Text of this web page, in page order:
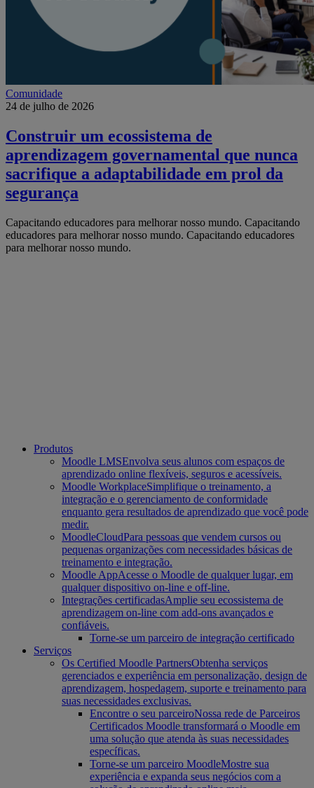
Comunidade
24 de julho de 2026
Construir um ecossistema de
aprendizagem governamental que nunca
sacrifique a adaptabilidade em prol da
segurança
Capacitando educadores para melhorar nosso mundo. Capacitando
educadores para melhorar nosso mundo. Capacitando educadores
para melhorar nosso mundo.
Produtos
Moodle LMSEnvolva seus alunos com espaços de
aprendizado online flexíveis, seguros e acessíveis.
Moodle WorkplaceSimplifique o treinamento, a
integração e o gerenciamento de conformidade
enquanto gera resultados de aprendizado que você pode
medir.
MoodleCloudPara pessoas que vendem cursos ou
pequenas organizações com necessidades básicas de
treinamento e integração.
Moodle AppAcesse o Moodle de qualquer lugar, em
qualquer dispositivo on-line e off-line.
Integrações certificadasAmplie seu ecossistema de
aprendizagem on-line com add-ons avançados e
confiáveis.
Torne-se um parceiro de integração certificado
Serviços
Os Certified Moodle PartnersObtenha serviços
gerenciados e experiência em personalização, design de
aprendizagem, hospedagem, suporte e treinamento para
suas necessidades exclusivas.
Encontre o seu parceiroNossa rede de Parceiros
Certificados Moodle transformará o Moodle em
uma solução que atenda às suas necessidades
específicas.
Torne-se um parceiro MoodleMostre sua
experiência e expanda seus negócios com a